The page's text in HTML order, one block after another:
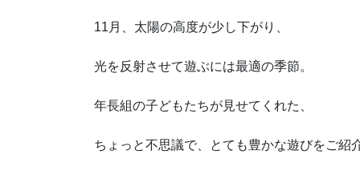
11月、太陽の高度が少し下がり、
光を反射させて遊ぶには最適の季節。
年長組の子どもたちが見せてくれた、
ちょっと不思議で、とても豊かな遊びをご紹